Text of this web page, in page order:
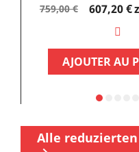
759,00 € 607,20 €
AJOUTER AU
Alle